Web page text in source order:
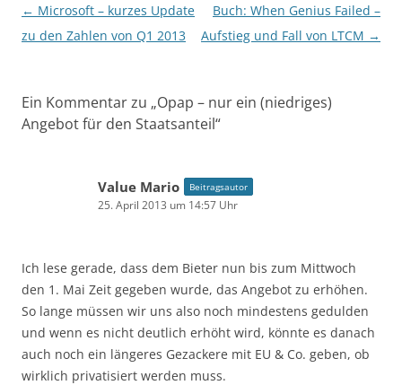
Beitragsnavigation
← Microsoft – kurzes Update
zu den Zahlen von Q1 2013
Buch: When Genius Failed –
Aufstieg und Fall von LTCM →
Ein Kommentar zu „Opap – nur ein (niedriges)
Angebot für den Staatsanteil“
Value Mario Beitragsautor
25. April 2013 um 14:57 Uhr
Ich lese gerade, dass dem Bieter nun bis zum Mittwoch
den 1. Mai Zeit gegeben wurde, das Angebot zu erhöhen.
So lange müssen wir uns also noch mindestens gedulden
und wenn es nicht deutlich erhöht wird, könnte es danach
auch noch ein längeres Gezackere mit EU & Co. geben, ob
wirklich privatisiert werden muss.